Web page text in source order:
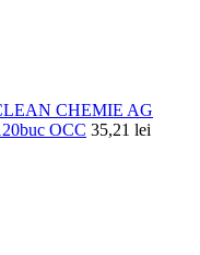
CHEMIE AG
OCC 35,21 lei